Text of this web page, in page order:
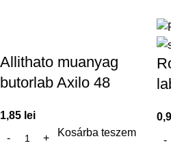
Allithato muanyag
butorlab Axilo 48
1,85 lei
Kosárba teszem